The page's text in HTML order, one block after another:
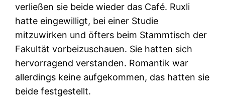
verließen sie beide wieder das Café. Ruxli
hatte eingewilligt, bei einer Studie
mitzuwirken und öfters beim Stammtisch der
Fakultät vorbeizuschauen. Sie hatten sich
hervorragend verstanden. Romantik war
allerdings keine aufgekommen, das hatten sie
beide festgestellt.